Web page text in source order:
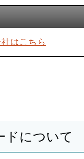
はこちら
ドについて